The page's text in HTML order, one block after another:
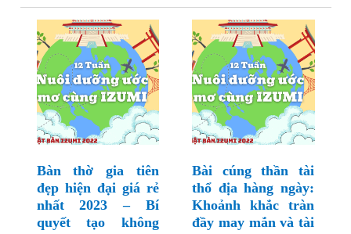
Bàn thờ gia tiên
đẹp hiện đại giá rẻ
nhất 2023 – Bí
quyết tạo không
Bài cúng thần tài
thổ địa hàng ngày:
Khoảnh khắc tràn
đầy may mắn và tài